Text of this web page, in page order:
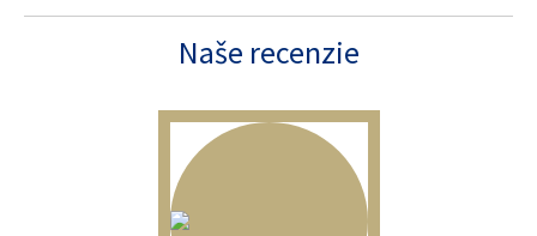
Naše recenzie